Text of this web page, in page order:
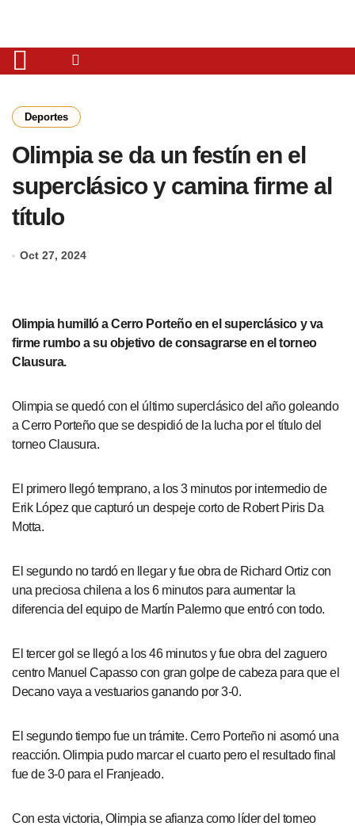
Deportes
Olimpia se da un festín en el
superclásico y camina firme al
título
Oct 27, 2024
Olimpia humilló a Cerro Porteño en el superclásico y va
firme rumbo a su objetivo de consagrarse en el torneo
Clausura.
Olimpia se quedó con el último superclásico del año goleando
a Cerro Porteño que se despidió de la lucha por el título del
torneo Clausura.
El primero llegó temprano, a los 3 minutos por intermedio de
Erik López que capturó un despeje corto de Robert Piris Da
Motta.
El segundo no tardó en llegar y fue obra de Richard Ortiz con
una preciosa chilena a los 6 minutos para aumentar la
diferencia del equipo de Martín Palermo que entró con todo.
El tercer gol se llegó a los 46 minutos y fue obra del zaguero
centro Manuel Capasso con gran golpe de cabeza para que el
Decano vaya a vestuarios ganando por 3-0.
El segundo tiempo fue un trámite. Cerro Porteño ni asomó una
reacción. Olimpia pudo marcar el cuarto pero el resultado final
fue de 3-0 para el Franjeado.
Con esta victoria, Olimpia se afianza como líder del torneo